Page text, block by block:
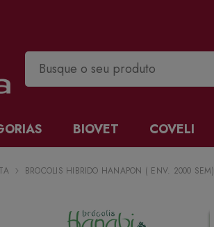
BIOVET COVELI
BROCOLIS HIBRIDO HANAPON ( ENV. 2000 SEM)